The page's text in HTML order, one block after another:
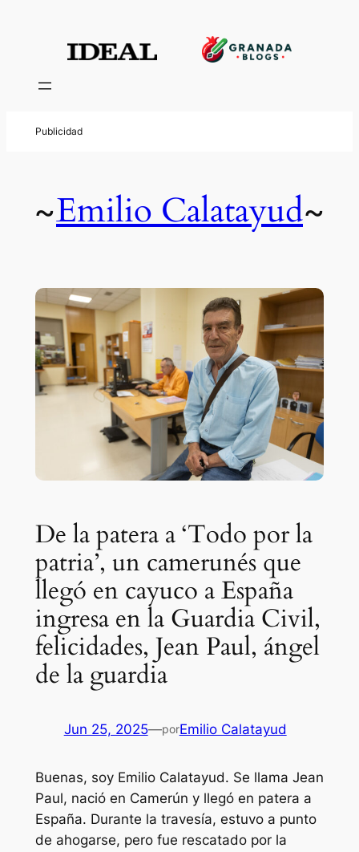
~Emilio Calatayud~
De la patera a ‘Todo por la
patria’, un camerunés que
llegó en cayuco a España
ingresa en la Guardia Civil,
felicidades, Jean Paul, ángel
de la guardia
Jun 25, 2025—porEmilio Calatayud
Buenas, soy Emilio Calatayud. Se llama Jean
Paul, nació en Camerún y llegó en patera a
España. Durante la travesía, estuvo a punto
de ahogarse, pero fue rescatado por la